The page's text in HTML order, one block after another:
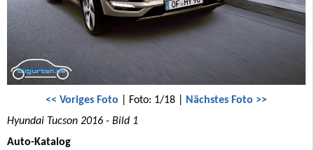
<< Voriges Foto | Foto: 1/18 | Nächstes Foto >>
Hyundai Tucson 2016 - Bild 1
Auto-Katalog